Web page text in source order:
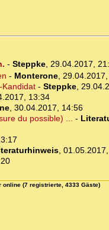
- Steppke, 29.04.2017,
- Monterone,
- Steppke,
13:34
, 30.04.2017, 14:56
du possible) ... -
,
online (7 registrierte, 4333 Gäste)